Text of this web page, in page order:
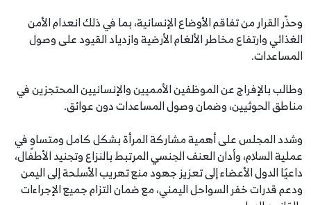
وحذّر القرار من تفاقم الأوضاع الإنسانية، بما في ذلك انعدام الأمن
الغذائي وارتفاع مخاطر الألغام الأرضية وازدياد القيود على وصول
المساعدات.
وطالب بالإفراج عن الموظفين الأمميين والإنسانيين المحتجزين في
مناطق الحوثيين، وضمان وصول المساعدات دون عوائق.
وشدد المجلس على أهمية مشاركة المرأة بشكل كامل ومتساوٍ في
عملية السلام، وأدان العنف الجنسي المرتبط بالنزاع وتجنيد الأطفال،
داعيًا الدول الأعضاء إلى تعزيز جهود منع تهريب الأسلحة إلى اليمن
ودعم قدرات خفر السواحل اليمني، مع ضمان التزام جميع الإجراءات